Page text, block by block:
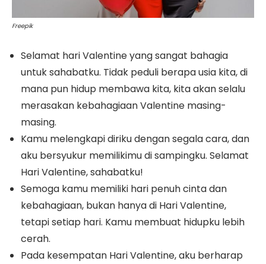
Freepik
Selamat hari Valentine yang sangat bahagia
untuk sahabatku. Tidak peduli berapa usia kita, di
mana pun hidup membawa kita, kita akan selalu
merasakan kebahagiaan Valentine masing-
masing.
Kamu melengkapi diriku dengan segala cara, dan
aku bersyukur memilikimu di sampingku. Selamat
Hari Valentine, sahabatku!
Semoga kamu memiliki hari penuh cinta dan
kebahagiaan, bukan hanya di Hari Valentine,
tetapi setiap hari. Kamu membuat hidupku lebih
cerah.
Pada kesempatan Hari Valentine, aku berharap